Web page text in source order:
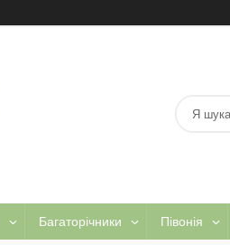
Багаторічники Півонія